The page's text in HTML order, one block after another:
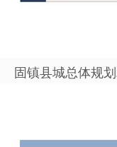
固镇县城总体规